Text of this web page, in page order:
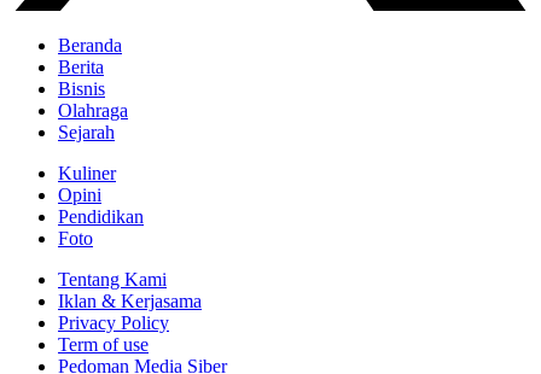
Beranda
Berita
Bisnis
Olahraga
Sejarah
Kuliner
Opini
Pendidikan
Foto
Tentang Kami
Iklan & Kerjasama
Privacy Policy
Term of use
Pedoman Media Siber